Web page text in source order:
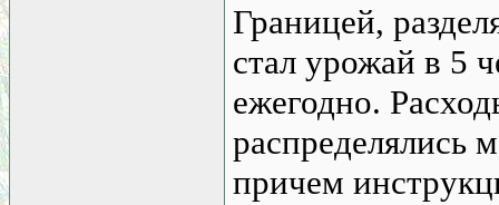
Границей,
стал урожай в 5
ежегодно.
распределялись
причем